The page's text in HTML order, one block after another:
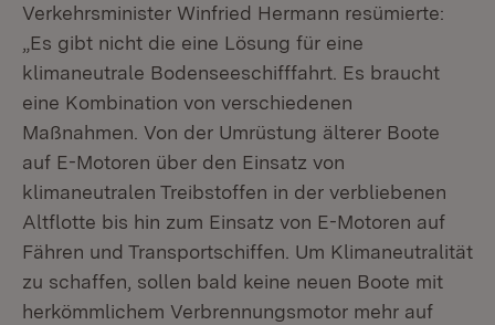
Verkehrsminister Winfried Hermann resümierte:
„Es gibt nicht die eine Lösung für eine
klimaneutrale Bodenseeschifffahrt. Es braucht
eine Kombination von verschiedenen
Maßnahmen. Von der Umrüstung älterer Boote
auf E-Motoren über den Einsatz von
klimaneutralen Treibstoffen in der verbliebenen
Altflotte bis hin zum Einsatz von E-Motoren auf
Fähren und Transportschiffen. Um Klimaneutralität
zu schaffen, sollen bald keine neuen Boote mit
herkömmlichem Verbrennungsmotor mehr auf